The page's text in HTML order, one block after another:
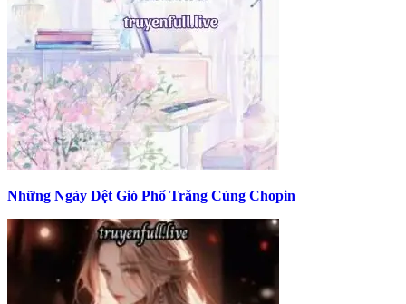
Những Ngày Dệt Gió Phổ Trăng Cùng Chopin